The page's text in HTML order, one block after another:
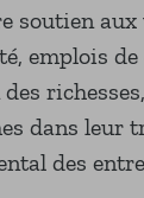
soutien
emplois
dans
des